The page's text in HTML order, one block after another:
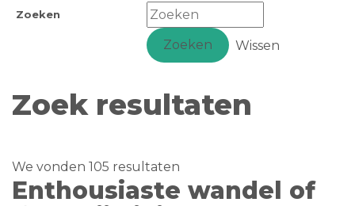
Zoeken
Zoeken Wissen
Zoek resultaten
We vonden 105 resultaten
Enthousiaste wandel of